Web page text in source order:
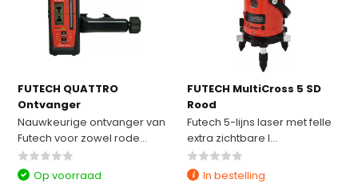
FUTECH QUATTRO
Ontvanger
Nauwkeurige ontvanger van
Futech voor zowel rode...
Op voorraad
FUTECH MultiCross 5 SD
Rood
Futech 5-lijns laser met felle
extra zichtbare l...
In bestelling